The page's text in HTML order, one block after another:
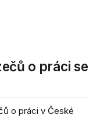
o práci se
o práci v České